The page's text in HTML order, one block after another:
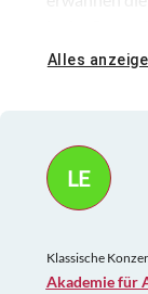
Spielweise
staunenden
Alles
LE
Klassische
Akademie für